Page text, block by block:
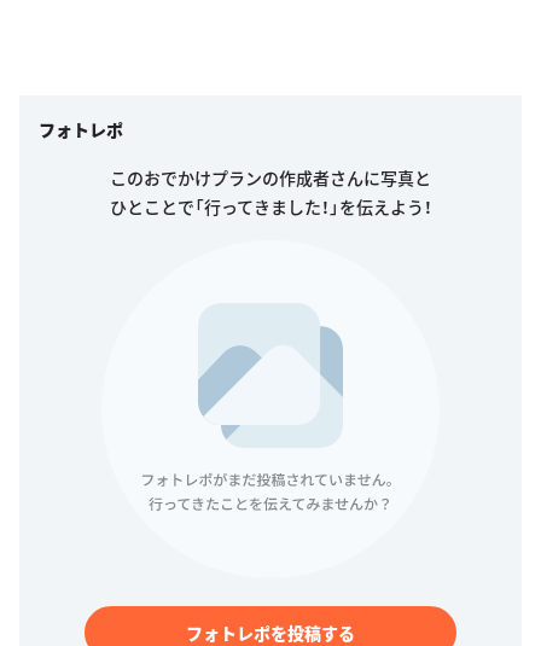
フォトレポ
このおでかけプランの作成者さんに写真と
ひとことで「行ってきました！」を伝えよう！
フォトレポを投稿する